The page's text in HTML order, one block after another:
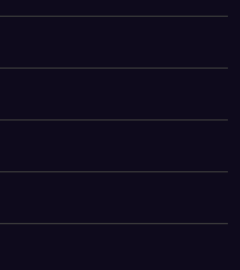
Estra
Revol
ar a
omia